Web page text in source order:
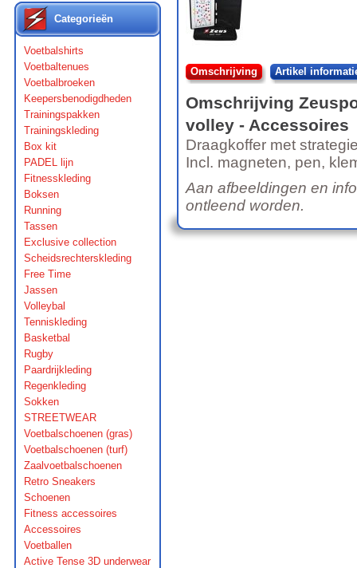
Categorieën
Voetbalshirts
Voetbaltenues
Voetbalbroeken
Keepersbenodigdheden
Trainingspakken
Trainingskleding
Box kit
PADEL lijn
Fitnesskleding
Boksen
Running
Tassen
Exclusive collection
Scheidsrechterskleding
Free Time
Jassen
Volleybal
Tenniskleding
Basketbal
Rugby
Paardrijkleding
Regenkleding
Sokken
STREETWEAR
Voetbalschoenen (gras)
Voetbalschoenen (turf)
Zaalvoetbalschoenen
Retro Sneakers
Schoenen
Fitness accessoires
Accessoires
Voetballen
Active Tense 3D underwear
Omschrijving Artikel
Omschrijving
volley - Accessoires
Draagkoffer met
Incl. magneten, pen,
Aan afbeeldingen en
ontleend worden.